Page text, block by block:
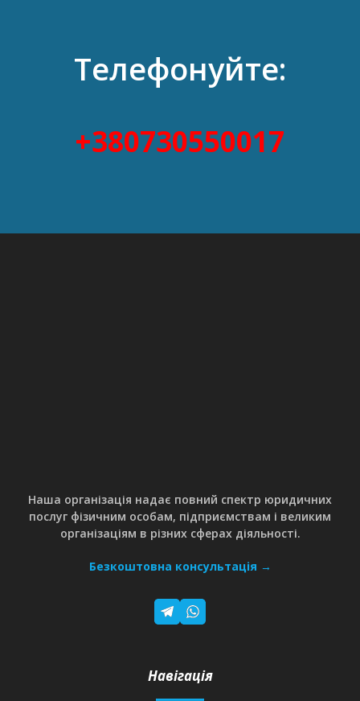
Телефонуйте:
+380730550017
Наша організація надає повний спектр юридичних
послуг фізичним особам, підприємствам і великим
організаціям в різних сферах діяльності.
Безкоштовна консультація →
Навігація